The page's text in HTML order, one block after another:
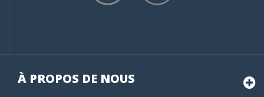
À PROPOS DE NOUS